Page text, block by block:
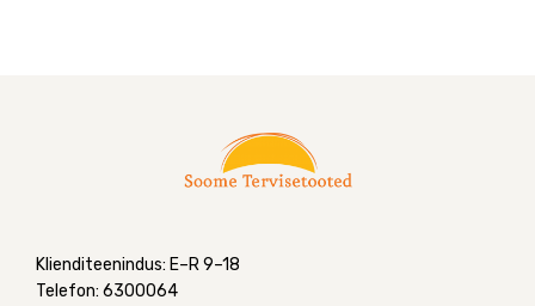
Klienditeenindus: E–R 9–18
Telefon: 6300064